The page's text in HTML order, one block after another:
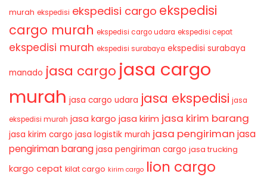
murah ekspedisi ekspedisi cargo ekspedisi
cargo murah ekspedisi cargo udara ekspedisi cepat
ekspedisi murah ekspedisi surabaya ekspedisi surabaya
manado jasa cargo jasa cargo
murah jasa cargo udara jasa ekspedisi jasa
ekspedisi murah jasa kargo jasa kirim jasa kirim barang
jasa kirim cargo jasa logistik murah jasa pengiriman jasa
pengiriman barang jasa pengiriman cargo jasa trucking
kargo cepat kilat cargo kirim cargo lion cargo